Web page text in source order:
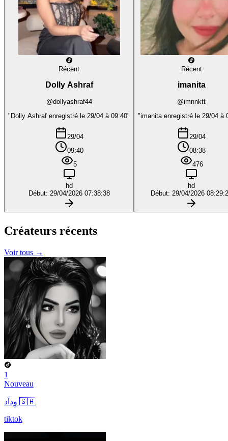
Récent
Dolly Ashraf
@dollyashraf44
"Dolly Ashraf enregistré le 29/04 à 09:40"
29/04
09:40
5
hd
Début: 29/04/2026 07:38:38
Récent
imanita
@imnnktt
"imanita enregistré le 29/04 à
29/04
08:38
476
hd
Début: 29/04/2026
Créateurs récents
Voir tous →
1
Nouveau
وِداَد 🇸🇦
tiktok